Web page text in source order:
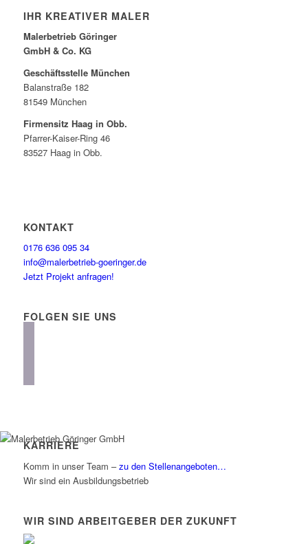
IHR KREATIVER MALER
Malerbetrieb Göringer
GmbH & Co. KG
Geschäftsstelle München
Balanstraße 182
81549 München
Firmensitz Haag in Obb.
Pfarrer-Kaiser-Ring 46
83527 Haag in Obb.
KONTAKT
0176 636 095 34
info@malerbetrieb-goeringer.de
Jetzt Projekt anfragen!
FOLGEN SIE UNS
KARRIERE
Komm in unser Team –zu den Stellenangeboten…
Wir sind ein Ausbildungsbetrieb
WIR SIND ARBEITGEBER DER ZUKUNFT